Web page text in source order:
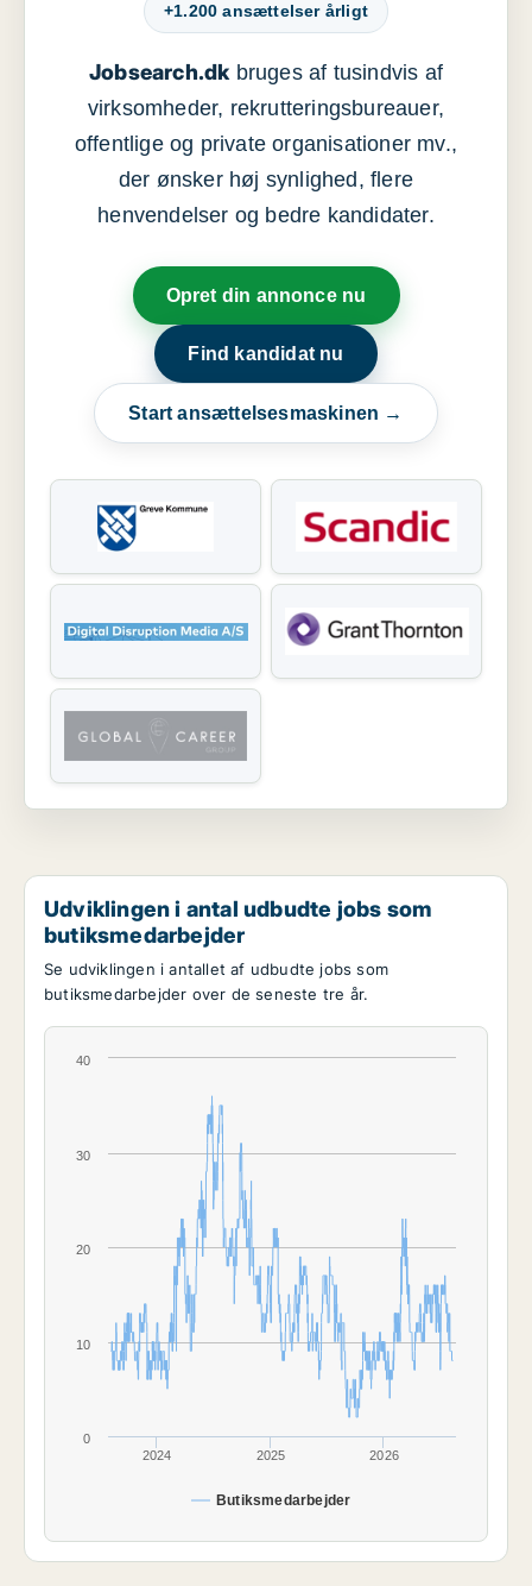
+1.200 ansættelser årligt
Jobsearch.dkbruges af tusindvis af
virksomheder, rekrutteringsbureauer,
offentlige og private organisationer mv.,
der ønsker høj synlighed, flere
henvendelser og bedre kandidater.
Opret din annonce nu
Find kandidat nu
Start ansættelsesmaskinen →
Udviklingen i antal udbudte jobs som
butiksmedarbejder
Se udviklingen i antallet af udbudte jobs som
butiksmedarbejder over de seneste tre år.
Butiksmedarbejder
2024 2025 2026
0
10
20
30
40